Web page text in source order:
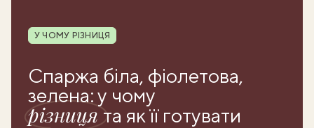
Рубрика
У ЧОМУ РІЗНИЦЯ
Спаржа біла, фіолетова,
зелена: у чому
різницята як її готувати